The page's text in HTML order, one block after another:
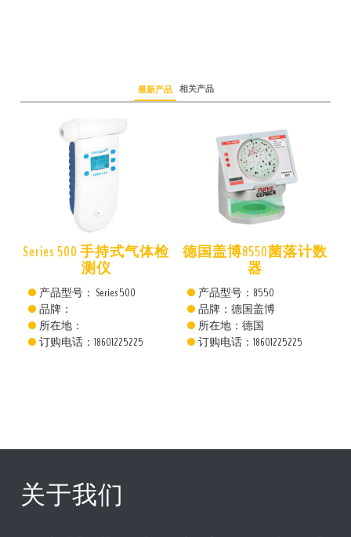
最新产品 相关产品
Series 500 手持式气体检
测仪
产品型号： Series 500
品牌：
所在地：
订购电话：18601225225
德国盖博8550菌落计数
器
产品型号：8550
品牌：德国盖博
所在地：德国
订购电话：18601225225
关于我们